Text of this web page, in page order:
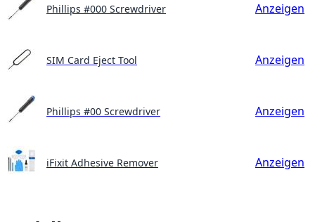
Phillips #000 Screwdriver Anzeigen
SIM Card Eject Tool Anzeigen
Phillips #00 Screwdriver Anzeigen
iFixit Adhesive Remover Anzeigen